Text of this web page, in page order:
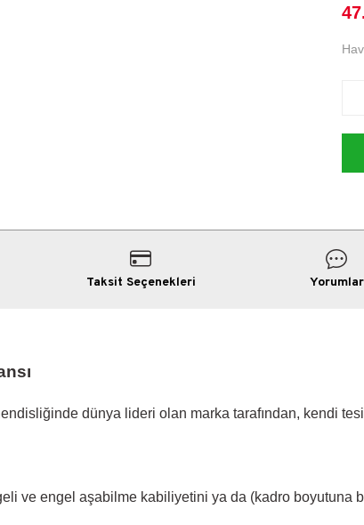
Taksit Seçenekleri Yorumlar
dünya lideri olan marka tarafından, kendi
ve engel aşabilme kabiliyetini ya da (kadro boyutuna